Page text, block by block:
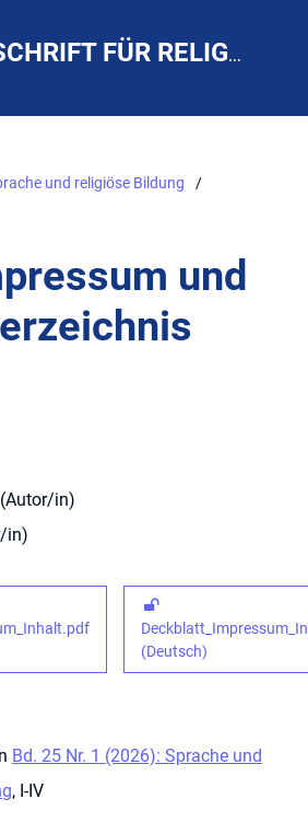
ZEITSCHRIFT FÜR RELIGIONSPÄDAGOGIK. THEO-WEB
und religiöse Bildung
/
und
Autor/in
in
(Deutsch)
Bd. 25 Nr. 1 (2026): Sprache und
, I-IV